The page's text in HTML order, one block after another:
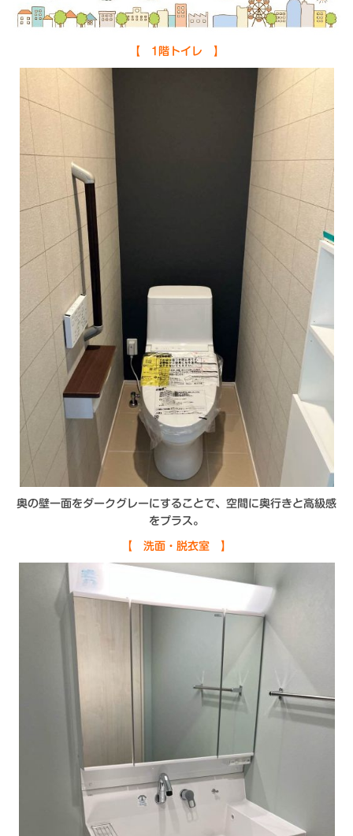
【 1階トイレ 】
奥の壁一面をダークグレーにすることで、空間に奥行きと高級感
をプラス。
【 洗面・脱衣室 】